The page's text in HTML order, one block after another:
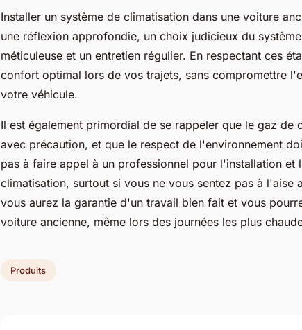
Installer un système de climatisation dans une voiture
une réflexion approfondie, un choix judicieux du
méticuleuse et un entretien régulier. En respectant ces
confort optimal lors de vos trajets, sans compromettre
votre véhicule.
Il est également primordial de se rappeler que le gaz de
avec précaution, et que le respect de l'environnement
pas à faire appel à un professionnel pour l'installation et
climatisation, surtout si vous ne vous sentez pas à l'aise
vous aurez la garantie d'un travail bien fait et vous
voiture ancienne, même lors des journées les plus
Produits